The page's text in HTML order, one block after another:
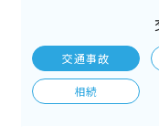
交通事故
相続